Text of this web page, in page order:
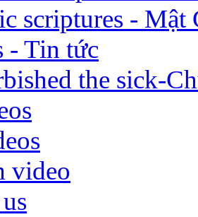
scriptures - Mật
- Tin tức
the sick-
video